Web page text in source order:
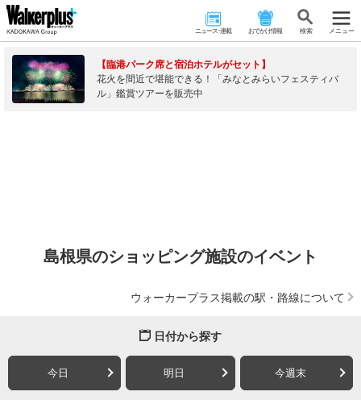
ニュース･連載 おでかけ情報 検 索 メニュー
【臨港パーク席と宿泊ホテルがセット】
花火を間近で堪能できる！「みなとみらいフェスティバ
ル」鑑賞ツアーを販売中
島根県のショッピング施設のイベント
ウォーカープラス掲載の駅・路線について
日付から探す
今日 明日 今週末